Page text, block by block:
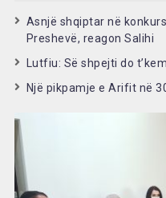
Asnjë shqiptar në
Preshevë, reagon Salihi
Lutfiu: Së shpejti do
Një pikpamje e Arifit në